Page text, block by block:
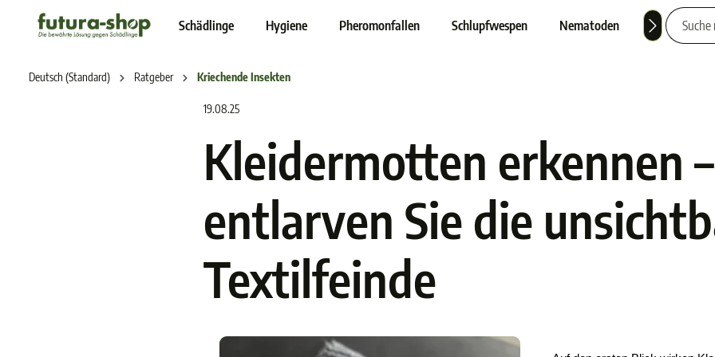
springen Schädlinge Hygiene Pheromonfallen Schlupfwespen Nematoden Nützlinge
Deutsch (Standard) Ratgeber Kriechende Insekten
19.08.25
Kleidermotten erkennen
entlarven Sie die
Textilfeinde